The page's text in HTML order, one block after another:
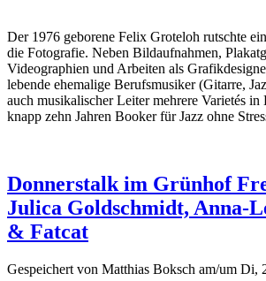
Der 1976 geborene Felix Groteloh rutschte
die Fotografie. Neben Bildaufnahmen,
Videographien und Arbeiten als
lebende ehemalige Berufsmusiker (Gitarre,
auch musikalischer Leiter mehrere Varietés in
knapp zehn Jahren Booker für Jazz ohne
Donnerstalk im Grünhof
Julica Goldschmidt, Anna-
& Fatcat
Gespeichert von Matthias Boksch am/um Di,